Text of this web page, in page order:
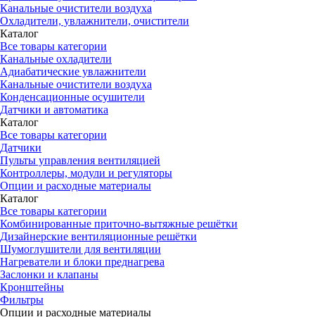
Канальные очистители воздуха
Охладители, увлажнители, очистители
Каталог
Все товары категории
Канальные охладители
Адиабатические увлажнители
Канальные очистители воздуха
Конденсационные осушители
Датчики и автоматика
Каталог
Все товары категории
Датчики
Пульты управления вентиляцией
Контроллеры, модули и регуляторы
Опции и расходные материалы
Каталог
Все товары категории
Комбинированные приточно-вытяжные решётки
Дизайнерские вентиляционные решётки
Шумоглушители для вентиляции
Нагреватели и блоки преднагрева
Заслонки и клапаны
Кронштейны
Фильтры
Опции и расходные материалы